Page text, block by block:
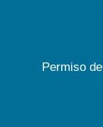
Permiso